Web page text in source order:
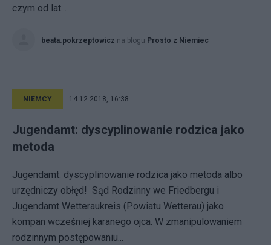
czym od lat...
beata.pokrzeptowicz na blogu Prosto z Niemiec
NIEMCY 14.12.2018, 16:38
Jugendamt: dyscyplinowanie rodzica jako
metoda
Jugendamt: dyscyplinowanie rodzica jako metoda albo
urzędniczy obłęd! Sąd Rodzinny we Friedbergu i
Jugendamt Wetteraukreis (Powiatu Wetterau) jako
kompan wcześniej karanego ojca. W zmanipulowaniem
rodzinnym postępowaniu...